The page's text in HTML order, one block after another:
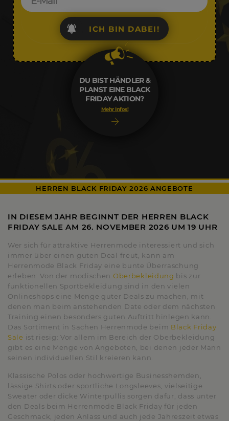
DU BIST HÄNDLER &
PLANST EINE BLACK
FRIDAY AKTION?
Mehr Infos!
ICH BIN DABEI!
HERREN BLACK FRIDAY 2026 ANGEBOTE
IN DIESEM JAHR BEGINNT DER HERREN BLACK
FRIDAY SALE AM 26. NOVEMBER 2026 UM 19 UHR
Wer sich für attraktive Herrenmode interessiert und sich
immer über einen guten Deal freut, kann am
Herrenmode Black Friday eine bunte Überraschung
erleben: Von der modischen Oberbekleidung bis zur
funktionellen Sportbekleidung sind in den vielen
Onlineshops eine Menge guter Deals zu machen, mit
denen man beim anstehenden Date oder dem nächsten
Training einen besonders guten Auftritt hinlegen kann.
Das Sortiment in Sachen Herrenmode beim Black Friday
Sale ist riesig: Vor allem im Bereich der Oberbekleidung
gibt es eine Menge von Angeboten, bei denen jeder Mann
seinen individuellen Stil kreieren kann.
Klassische Polos oder hochwertige Businesshemden,
lässige Shirts oder sportliche Longsleeves, vielseitige
Sweater oder dicke Winterpullis sorgen dafür, dass unter
den Deals beim Herrenmode Black Friday für jeden
Geschmack, jeden Anlass und auch jede Jahreszeit etwas